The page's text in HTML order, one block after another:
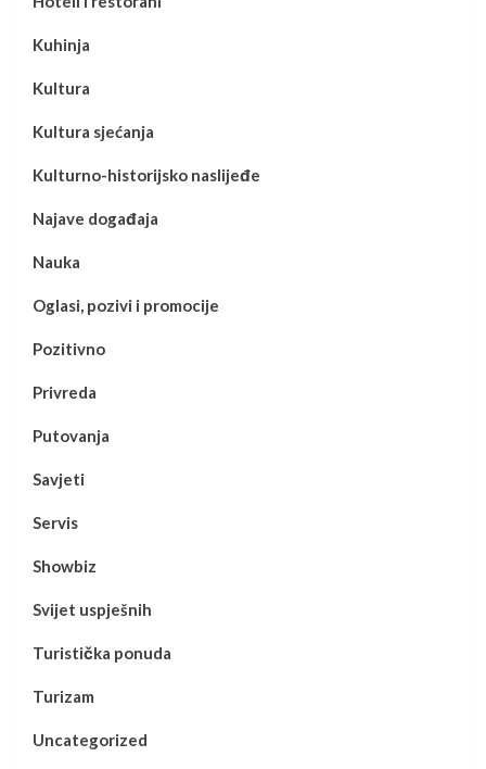
Kuhinja
Kultura
Kultura sjećanja
Kulturno-historijsko naslijeđe
Najave događaja
Nauka
Oglasi, pozivi i promocije
Pozitivno
Privreda
Putovanja
Savjeti
Servis
Showbiz
Svijet uspješnih
Turistička ponuda
Turizam
Uncategorized